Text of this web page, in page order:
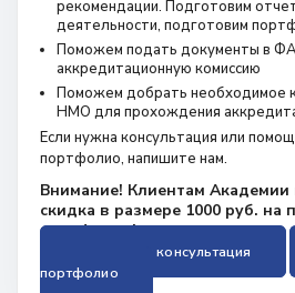
рекомендации. Подготовим
деятельности, подготовим
Поможем подать документы в
аккредитационную комиссию
Поможем добрать необходимое
НМО для прохождения
Если нужна консультация или
портфолио, напишите нам.
Внимание! Клиентам Академии
скидка в размере 1000 руб. на
портфолио!
Бесплатная консультация
портфолио